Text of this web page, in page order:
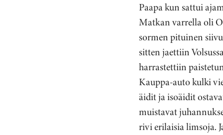
Paapa kun sattui
Matkan varrella oli
sormen pituinen
sitten jaettiin
harrastettiin
Kauppa-auto kulki
äidit ja isoäidit
muistavat
rivi erilaisia limsoja.